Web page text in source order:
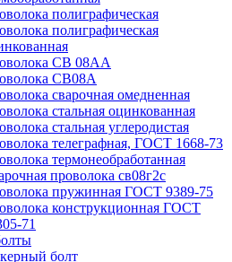
полиграфическая
полиграфическая
СВ 08АА
СВ08А
сварочная омедненная
стальная оцинкованная
стальная углеродистая
телеграфная, ГОСТ 1668-73
термонеобработанная
проволока св08г2с
пружинная ГОСТ 9389-75
конструкционная ГОСТ
71
болт